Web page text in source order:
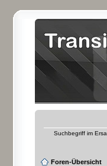
Suchbegriff im
Foren-Übersicht